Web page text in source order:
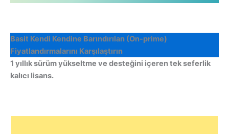
Basit Kendi Kendine Barındırılan (On-prime)
Fiyatlandırmalarını Karşılaştırın
1 yıllık sürüm yükseltme ve desteğini içeren tek seferlik
kalıcı lisans.